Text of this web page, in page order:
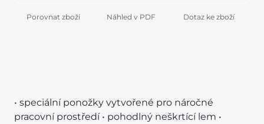
Porovnat zboží Náhled v PDF Dotaz ke zboží
• speciální ponožky vytvořené pro náročné
pracovní prostředí • pohodlný neškrtící lem •